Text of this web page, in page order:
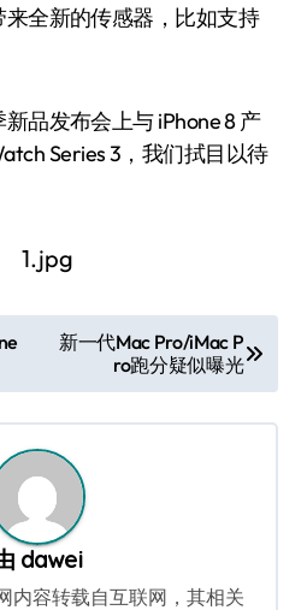
全新的传感器，比如支持
品发布会上与 iPhone 8 产
Series 3，我们拭目以待
新一代Mac Pro/iMac P
ro跑分疑似曝光
dawei
内容转载自互联网，其相关